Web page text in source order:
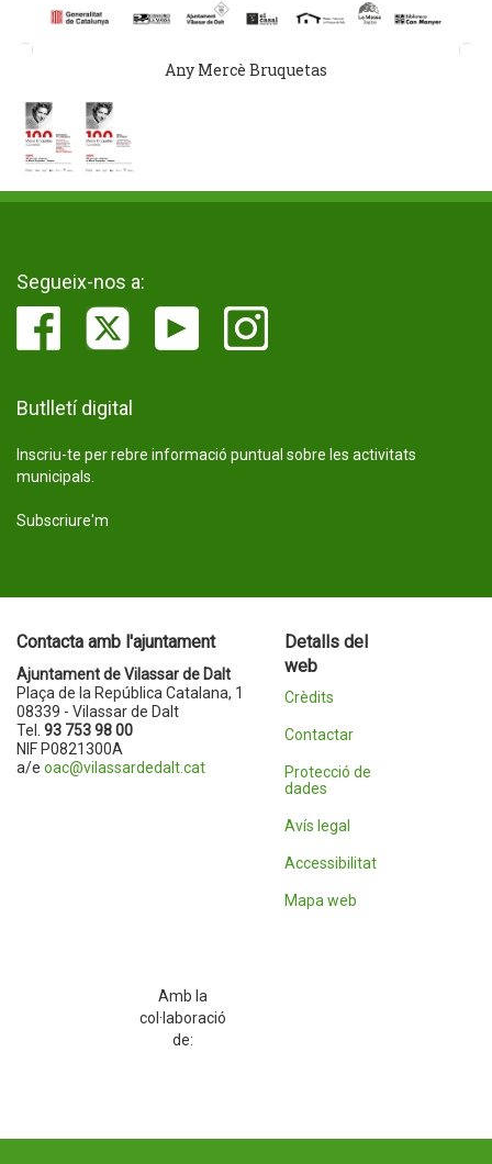
Any Mercè Bruquetas
Segueix-nos a:
Butlletí digital
Inscriu-te per rebre informació puntual sobre les activitats
municipals.
Subscriure'm
Contacta amb l'ajuntament
Ajuntament de Vilassar de Dalt
Plaça de la República Catalana, 1
08339 - Vilassar de Dalt
Tel. 93 753 98 00
NIF P0821300A
a/e oac@vilassardedalt.cat
Detalls del
web
Crèdits
Contactar
Protecció de
dades
Avís legal
Accessibilitat
Mapa web
Amb la
col·laboració
de: